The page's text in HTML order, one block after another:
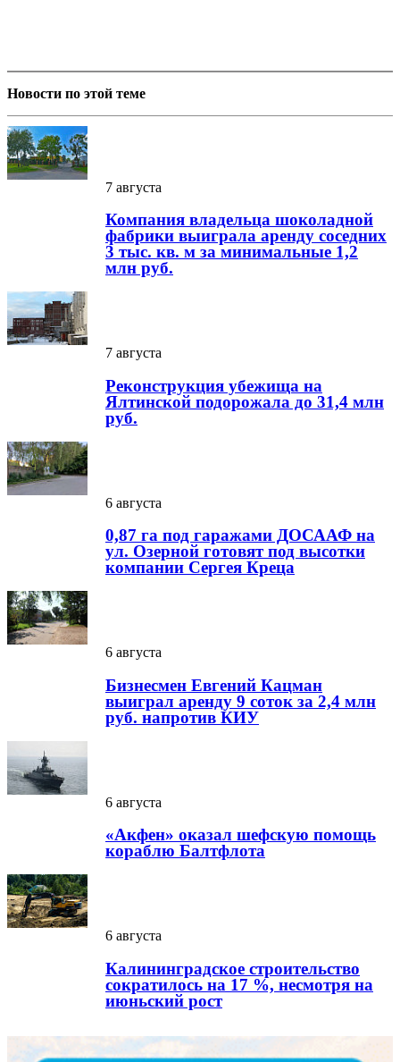
Новости по этой теме
7 августа
Компания владельца шоколадной
фабрики выиграла аренду соседних
3 тыс. кв. м за минимальные 1,2
млн руб.
7 августа
Реконструкция убежища на
Ялтинской подорожала до 31,4 млн
руб.
6 августа
0,87 га под гаражами ДОСААФ на
ул. Озерной готовят под высотки
компании Сергея Креца
6 августа
Бизнесмен Евгений Кацман
выиграл аренду 9 соток за 2,4 млн
руб. напротив КИУ
6 августа
«Акфен» оказал шефскую помощь
кораблю Балтфлота
6 августа
Калининградское строительство
сократилось на 17 %, несмотря на
июньский рост